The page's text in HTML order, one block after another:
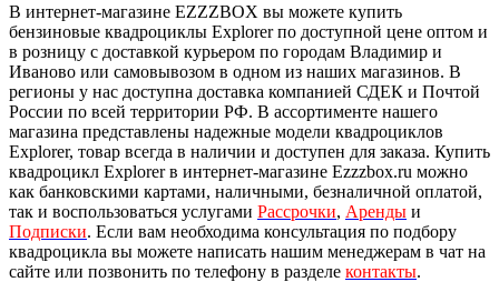
В интернет-магазине EZZZBOX вы можете купить
бензиновые квадроциклы Explorer по доступной цене оптом и
в розницу с доставкой курьером по городам Владимир и
Иваново или самовывозом в одном из наших магазинов. В
регионы у нас доступна доставка компанией СДЕК и Почтой
России по всей территории РФ. В ассортименте нашего
магазина представлены надежные модели квадроциклов
Explorer, товар всегда в наличии и доступен для заказа. Купить
квадроцикл Explorer в интернет-магазине Ezzzbox.ru можно
как банковскими картами, наличными, безналичной оплатой,
так и воспользоваться услугами Рассрочки, Аренды и
Подписки. Если вам необходима консультация по подбору
квадроцикла вы можете написать нашим менеджерам в чат на
сайте или позвонить по телефону в разделе контакты.